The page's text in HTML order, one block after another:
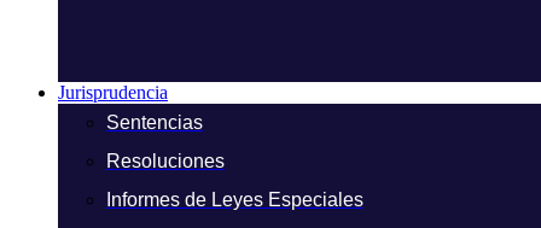
Jurisprudencia
Sentencias
Resoluciones
Informes de Leyes Especiales